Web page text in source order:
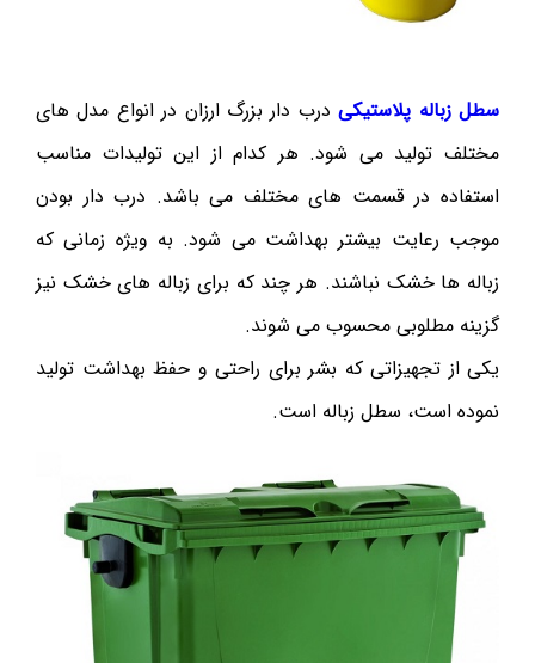
سطل زباله پلاستیکیدرب دار بزرگ ارزان در انواع مدل های
مختلف تولید می شود. هر کدام از این تولیدات مناسب
استفاده در قسمت های مختلف می باشد. درب دار بودن
موجب رعایت بیشتر بهداشت می شود. به ویژه زمانی که
زباله ها خشک نباشند. هر چند که برای زباله های خشک نیز
گزینه مطلوبی محسوب می شوند.
یکی از تجهیزاتی که بشر برای راحتی و حفظ بهداشت تولید
نموده است، سطل زباله است.